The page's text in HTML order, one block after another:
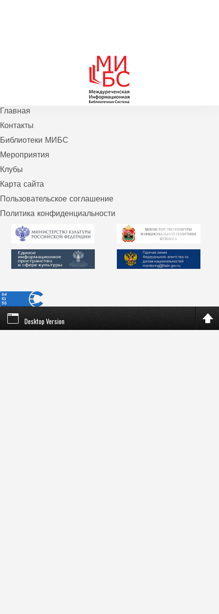
Главная
Контакты
Библиотеки МИБС
Мероприятия
Клубы
Карта сайта
Пользовательское соглашение
Политика конфиденциальности
Desktop Version